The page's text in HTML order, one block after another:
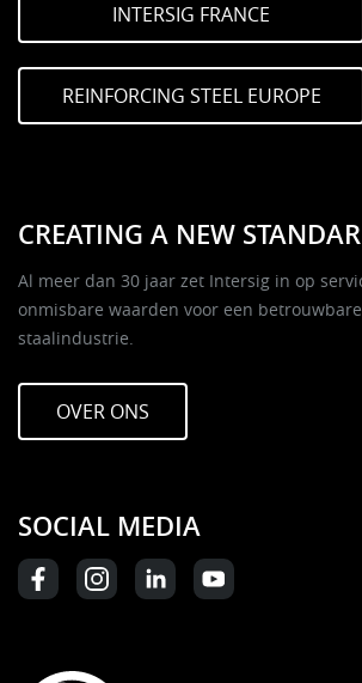
INTERSIG FRANCE
REINFORCING STEEL EUROPE
CREATING A NEW
Al meer dan 30 jaar zet Intersig in op
onmisbare waarden voor een
staalindustrie.
OVER ONS
SOCIAL MEDIA